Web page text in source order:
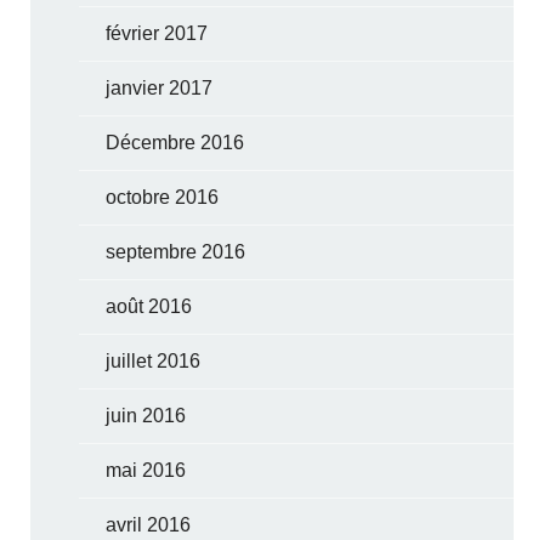
février 2017
janvier 2017
Décembre 2016
octobre 2016
septembre 2016
août 2016
juillet 2016
juin 2016
mai 2016
avril 2016